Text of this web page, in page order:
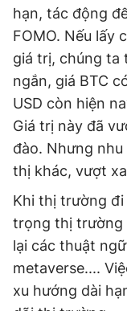
hạn, tác động
FOMO. Nếu lấy
giá trị, chúng ta
ngắn, giá BTC
USD còn hiện
Giá trị này đã
đào. Nhưng
thị khác, vượt
Khi thị trường
trọng thị trường
lại các thuật
metaverse....
xu hướng dài